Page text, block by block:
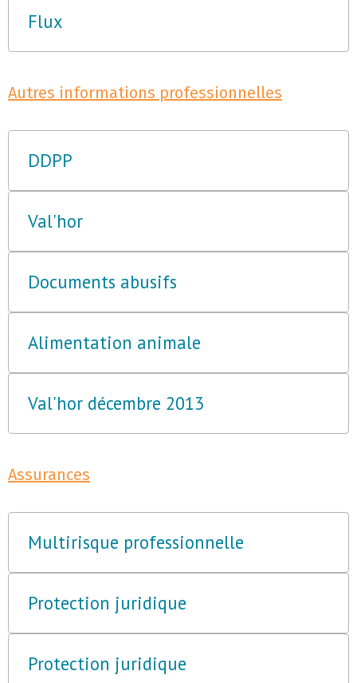
Flux
Autres informations professionnelles
DDPP
Val'hor
Documents abusifs
Alimentation animale
Val'hor décembre 2013
Assurances
Multirisque professionnelle
Protection juridique
Protection juridique